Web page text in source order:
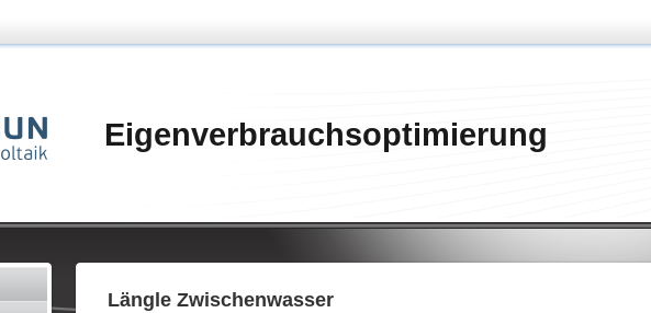
Eigenverbrauchsoptimierung
Längle Zwischenwasser